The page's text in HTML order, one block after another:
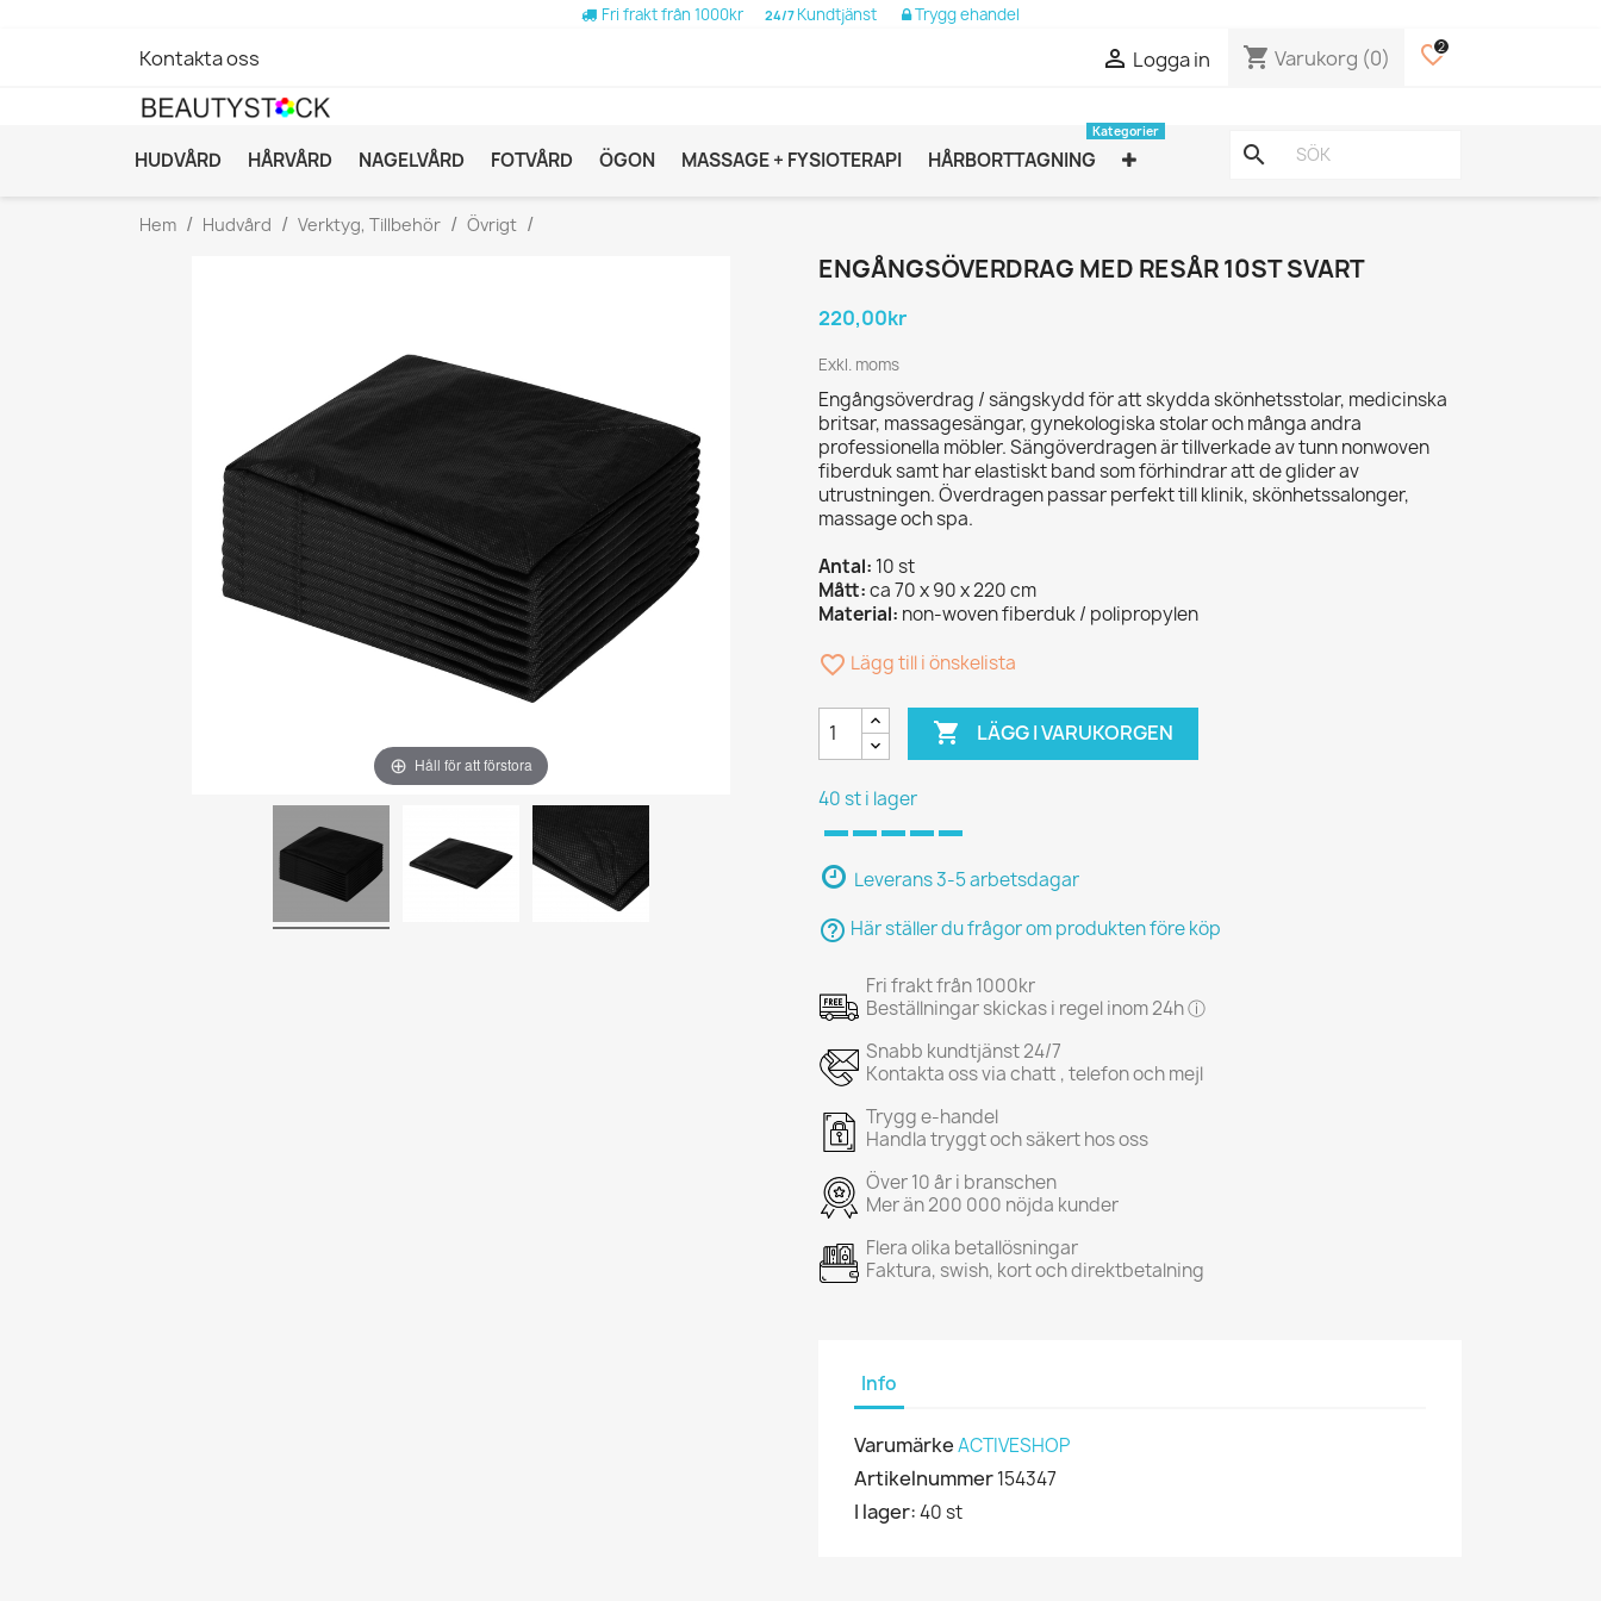
Fri frakt från 1000kr 24/7 Kundtjänst Trygg ehandel
Kontakta oss  Logga in shopping_cart Varukorg (0) favorite_border
2
HUDVÅRD HÅRVÅRD NAGELVÅRD FOTVÅRD ÖGON MASSAGE + FYSIOTERAPI HÅRBORTTAGNING
Kategorier
search
Hem Hudvård Verktyg, Tillbehör Övrigt
Håll för att förstora
ENGÅNGSÖVERDRAG MED RESÅR 10ST SVART
220,00kr
Exkl. moms
Engångsöverdrag / sängskydd för att skydda skönhetsstolar, medicinska
britsar, massagesängar, gynekologiska stolar och många andra
professionella möbler. Sängöverdragen är tillverkade av tunn nonwoven
fiberduk samt har elastiskt band som förhindrar att de glider av
utrustningen. Överdragen passar perfekt till klinik, skönhetssalonger,
massage och spa.
Antal: 10 st
Mått:ca 70 x 90 x 220 cm
Material: non-woven fiberduk / polipropylen
favorite_border Lägg till i önskelista
 LÄGG I VARUKORGEN
40 st i lager
Leverans 3-5 arbetsdagar
help_outline Här ställer du frågor om produkten före köp
Fri frakt från 1000kr
Beställningar skickas i regel inom 24h ⓘ
Snabb kundtjänst 24/7
Kontakta oss via chatt , telefon och mejl
Trygg e-handel
Handla tryggt och säkert hos oss
Över 10 år i branschen
Mer än 200 000 nöjda kunder
Flera olika betallösningar
Faktura, swish, kort och direktbetalning
Info
VarumärkeACTIVESHOP
Artikelnummer154347
I lager:40 st